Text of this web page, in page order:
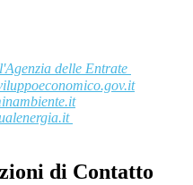
delle Entrate
di Contatto